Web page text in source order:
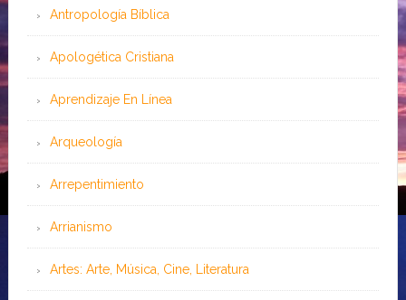
Antropología Bíblica
Apologética Cristiana
Aprendizaje En Línea
Arqueología
Arrepentimiento
Arrianismo
Artes: Arte, Música, Cine, Literatura